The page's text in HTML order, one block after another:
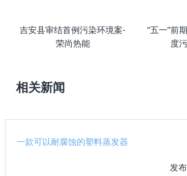
吉安县审结首例污染环境案-
荣尚热能
“五一”前
度
相关新闻
一款可以耐腐蚀的塑料蒸发器
发